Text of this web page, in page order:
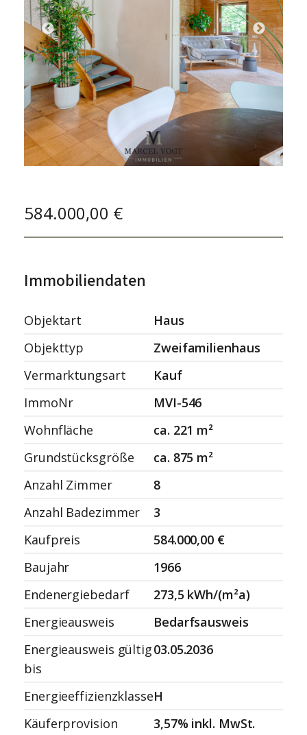
584.000,00 €
Immobiliendaten
Objektart
Haus
Objekttyp
Zweifamilienhaus
Vermarktungsart
Kauf
ImmoNr
MVI-546
Wohnfläche
ca. 221 m²
Grundstücksgröße
ca. 875 m²
Anzahl Zimmer
8
Anzahl Badezimmer
3
Kaufpreis
584.000,00 €
Baujahr
1966
Endenergiebedarf
273,5 kWh/(m²a)
Energieausweis
Bedarfsausweis
Energieausweis gültig
bis
03.05.2036
EnergieeffizienzklasseH
Käuferprovision
3,57% inkl. MwSt.